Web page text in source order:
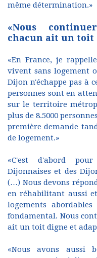
même détermination.»
«Nous
chacun ait un toit
«En France, je
vivent sans logement
Dijon n'échappe pas à
personnes sont en
sur le territoire
plus de 8.5000
première demande
de logement.»
«C'est d'abord
Dijonnaises et des
(…) Nous devons
en réhabilitant aussi
logements
fondamental. Nous
ait un toit digne et
«Nous avons aussi